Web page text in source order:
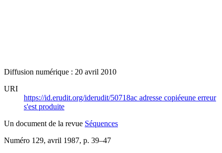
Diffusion numérique : 20 avril 2010
URI
https://id.erudit.org/iderudit/50718ac adresse copiéeune erreur
s'est produite
Un document de la revue Séquences
Numéro 129, avril 1987, p. 39–47